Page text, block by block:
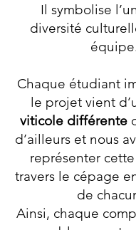
Il symbolise
diversité
Chaque étudiant
le projet vient
viticole différente
d’ailleurs et nous
représenter
travers le cépage
de
Ainsi, chaque